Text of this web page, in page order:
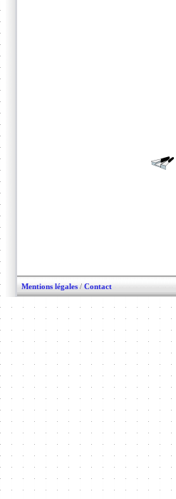
Mentions légales / Contact